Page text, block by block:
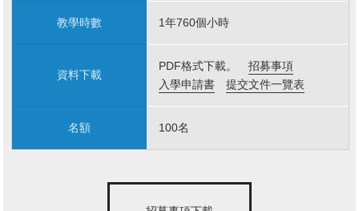
教學時數 1年760個小時
資料下載
PDF格式下載。招募事項
入學申請書
提交文件一覽表
名額 100名